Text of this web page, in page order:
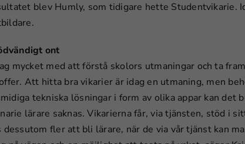
blev Humly, som tidigare hette Studentvikarie.
ont
mycket med att förstå skolors utmaningar och ta
Att hitta bra vikarier är idag en utmaning, men
tekniska lösningar i form av olika appar kan det
lärare saknas. Vikarierna får, via tjänsten, stöd i
dessutom fler att bli lärare, när de via vår tjänst kan